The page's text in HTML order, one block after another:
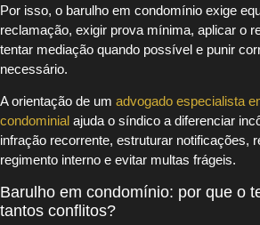
Por isso, o barulho em condomínio exige
reclamação, exigir prova mínima, aplicar o
tentar mediação quando possível e punir
necessário.
A orientação de um advogado especialista
condominial ajuda o síndico a diferenciar
infração recorrente, estruturar notificações,
regimento interno e evitar multas frágeis.
Barulho em condomínio: por que o
tantos conflitos?